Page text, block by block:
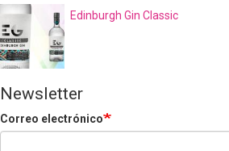
Edinburgh Gin Classic
Newsletter
Correo electrónico